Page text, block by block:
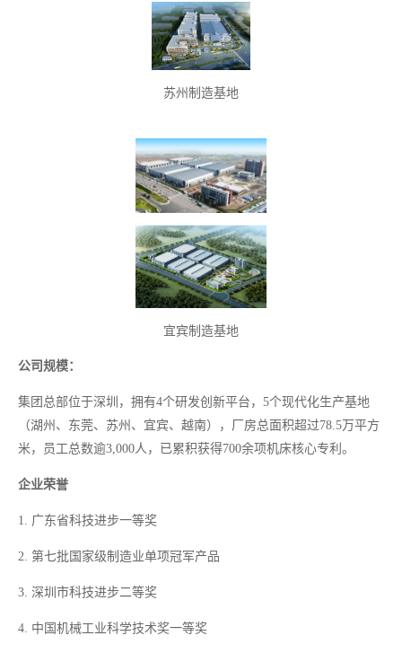
苏州制造基地
宜宾制造基地
公司规模：
集团总部位于深圳，拥有4个研发创新平台，5个现代化生产基地
（湖州、东莞、苏州、宜宾、越南），厂房总面积超过78.5万平方
米，员工总数逾3,000人，已累积获得700余项机床核心专利。
企业荣誉
1. 广东省科技进步一等奖
2. 第七批国家级制造业单项冠军产品
3. 深圳市科技进步二等奖
4. 中国机械工业科学技术奖一等奖